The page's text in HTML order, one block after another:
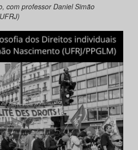
com professor Daniel Simão